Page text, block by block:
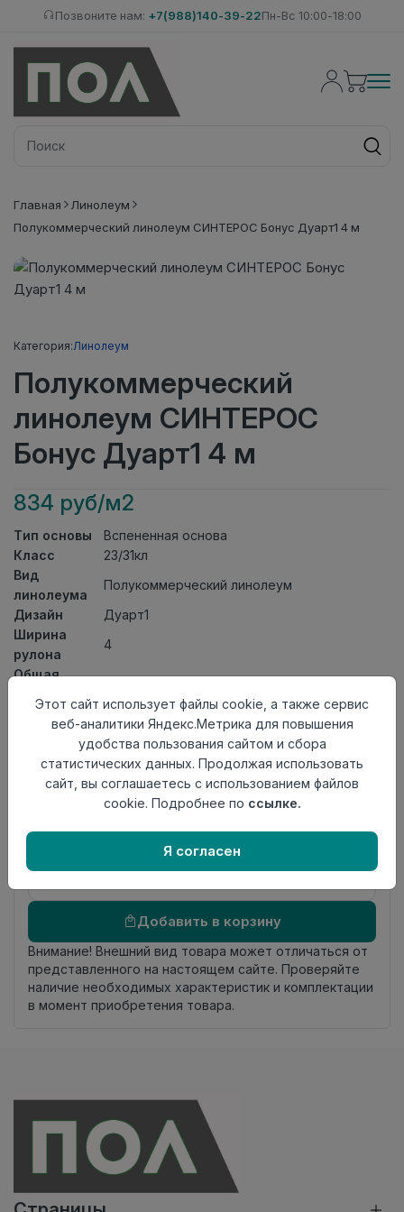
Позвоните нам: +7(988)140-39-22Пн-Вс 10:00-18:00
Главная
Линолеум
Полукоммерческий линолеум СИНТЕРОС Бонус Дуарт1 4 м
Категория:Линолеум
Полукоммерческий
линолеум СИНТЕРОС
Бонус Дуарт1 4 м
834 руб/м2
Тип основы
Вспененная основа
Класс
23/31кл
Вид
линолеума
Полукоммерческий линолеум
Дизайн
Дуарт1
Ширина
рулона
4
Общая
Толщина
защитного
0,40мм
АктуальностьАктуален
Страна
происхождения
Россия
14.95 пог. м
Добавить в корзину
Внимание! Внешний вид товара может отличаться от
представленного на настоящем сайте. Проверяйте
наличие необходимых характеристик и комплектации
в момент приобретения товара.
Этот сайт использует файлы cookie, а также сервис
веб-аналитики Яндекс.Метрика для повышения
удобства пользования сайтом и сбора
статистических данных. Продолжая использовать
сайт, вы соглашаетесь с использованием файлов
cookie. Подробнее по ссылке.
Я согласен